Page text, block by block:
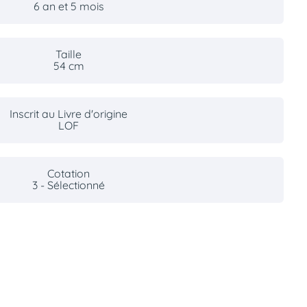
6 an et 5 mois
Taille
54 cm
Inscrit au Livre d'origine
LOF
Cotation
3 - Sélectionné